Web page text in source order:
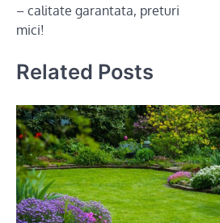
– calitate garantata, preturi
mici!
Related Posts